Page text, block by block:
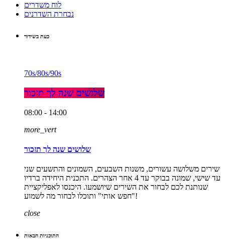
לוח משדרים
נבחרת השדרנים
כעת בשידור
70s/80s/90s
שלושים שנה לך תזכור
08:00 - 14:00
more_vert
שלושים שנה לך תזכור
שירים משלושה עשורים, משנות השבעים, השמונים והתשעים שני
עד שישי, שמונה בבוקר עד 4 אחר הצהרים. התכנית היחידה ברדיו
שנותנת לכם לבחור את השירים שיושמעו. היכנסו לאפליקציית
"חפש אותי" ותוכלו לבחור מה לשמוע!
close
התוכניות הבאות